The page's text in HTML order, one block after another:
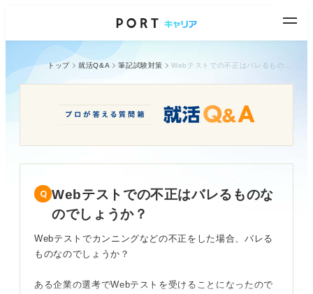
トップ 就活Q&A 筆記試験対策
Webテストでの不正はバレるものな
のでしょうか？
Webテストでカンニングなどの不正をした場合、バレる
ものなのでしょうか？
ある企業の選考でWebテストを受けることになったので